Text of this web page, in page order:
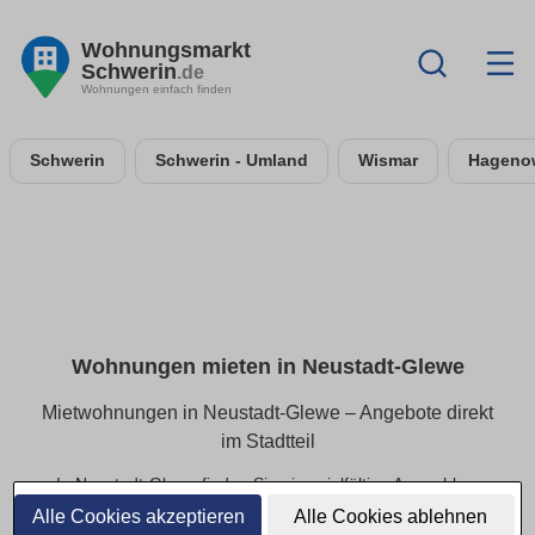
Alle Cookies akzeptieren Alle Cookies ablehnen
Wohnungsmarkt
Schwerin.de
Wohnungen einfach finden
Schwerin Schwerin - Umland Wismar
Wohnungen mieten in Neustadt-Glewe
Mietwohnungen in Neustadt-Glewe – Angebote direkt
im Stadtteil
In Neustadt-Glewe finden Sie eine vielfältige Auswahl an
Mietwohnungen – von kompakten Apartments bis hin zu